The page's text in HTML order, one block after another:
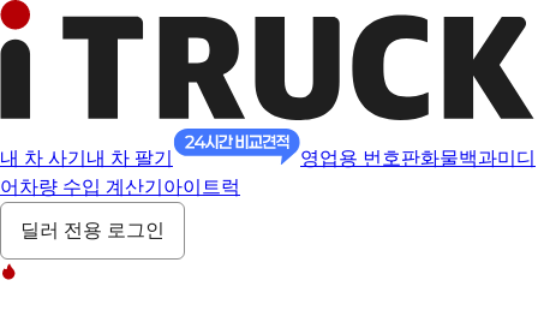
내 차 사기 내 차 팔기 영업용 번호판화물백과미디
어 차량 수입 계산기 아이트럭
딜러 전용 로그인